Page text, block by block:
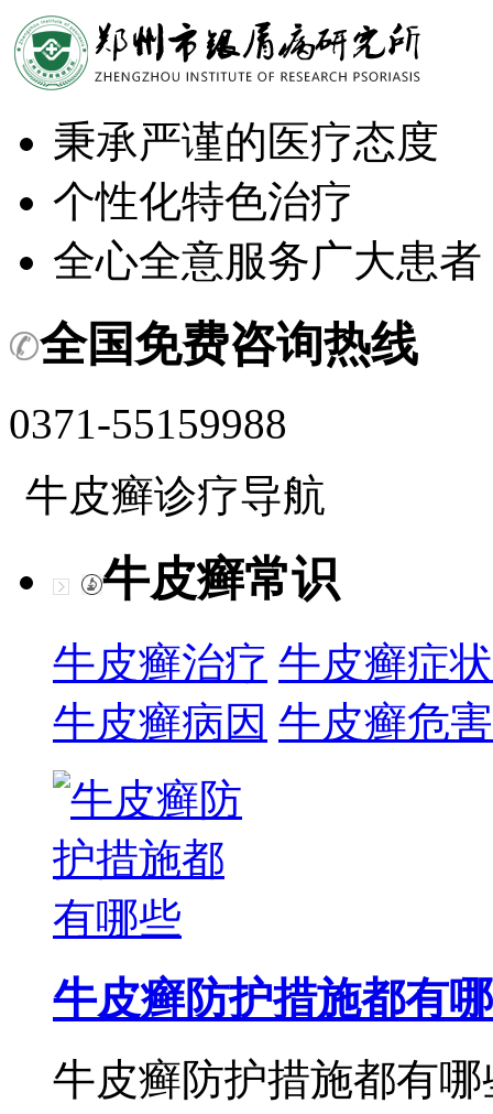
秉承严谨的医疗态度
个性化特色治疗
全心全意服务广大患者
全国免费咨询热线
0371-55159988
牛皮癣诊疗导航
牛皮癣常识
牛皮癣治疗 牛皮癣症状
牛皮癣病因 牛皮癣危害
牛皮癣防护措施都有哪
牛皮癣防护措施都有